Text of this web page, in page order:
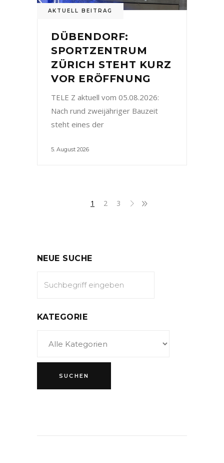
AKTUELL BEITRAG
DÜBENDORF:
SPORTZENTRUM
ZÜRICH STEHT KURZ
VOR ERÖFFNUNG
TELE Z aktuell vom 05.08.2026:
Nach rund zweijähriger Bauzeit
steht eines der
5. August 2026
1 2 3
NEUE SUCHE
KATEGORIE